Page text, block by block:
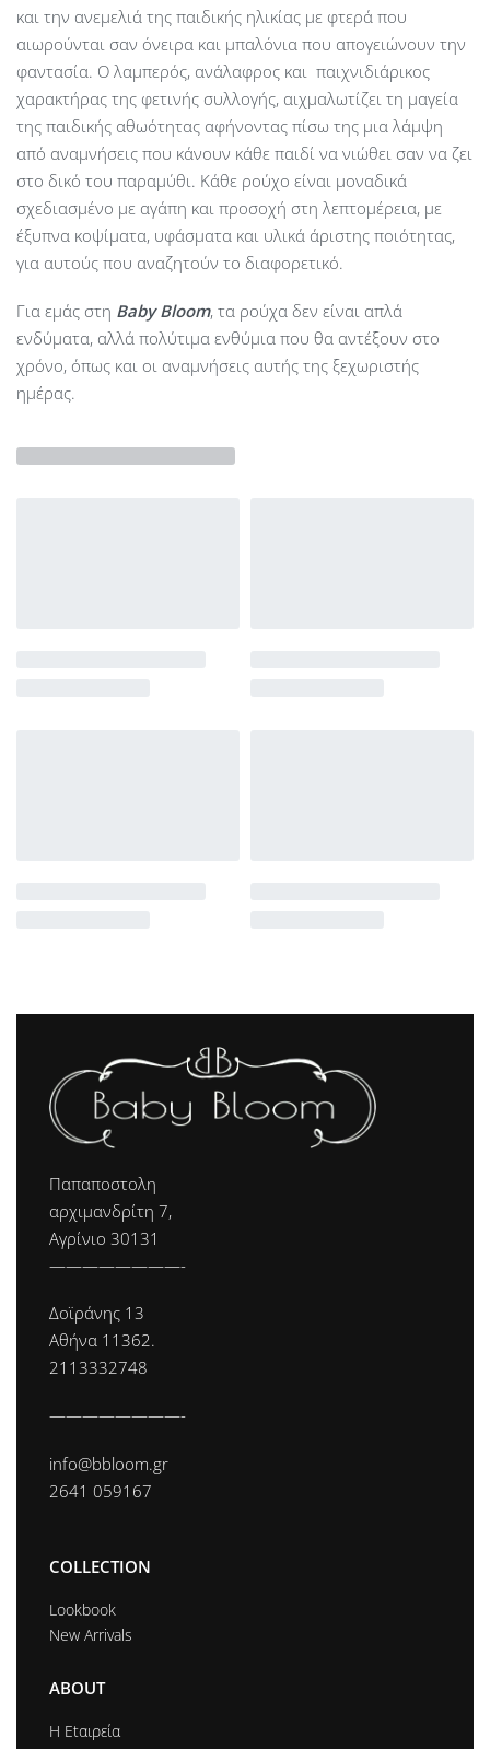
και την ανεμελιά της παιδικής ηλικίας με φτερά που
αιωρούνται σαν όνειρα και μπαλόνια που απογειώνουν την
φαντασία. Ο λαμπερός, ανάλαφρος και παιχνιδιάρικος
χαρακτήρας της φετινής συλλογής, αιχμαλωτίζει τη μαγεία
της παιδικής αθωότητας αφήνοντας πίσω της μια λάμψη
από αναμνήσεις που κάνουν κάθε παιδί να νιώθει σαν να ζει
στο δικό του παραμύθι. Κάθε ρούχο είναι μοναδικά
σχεδιασμένο με αγάπη και προσοχή στη λεπτομέρεια, με
έξυπνα κοψίματα, υφάσματα και υλικά άριστης ποιότητας,
για αυτούς που αναζητούν το διαφορετικό.
Για εμάς στη Baby Bloom, τα ρούχα δεν είναι απλά
ενδύματα, αλλά πολύτιμα ενθύμια που θα αντέξουν στο
χρόνο, όπως και οι αναμνήσεις αυτής της ξεχωριστής
ημέρας.
Παπαποστολη
αρχιμανδρίτη 7,
Αγρίνιο 30131
————————-
Δοϊράνης 13
Αθήνα 11362.
2113332748
————————-
info@bbloom.gr
2641 059167
COLLECTION
Lookbook
New Arrivals
ABOUT
Η Εtαιρεία